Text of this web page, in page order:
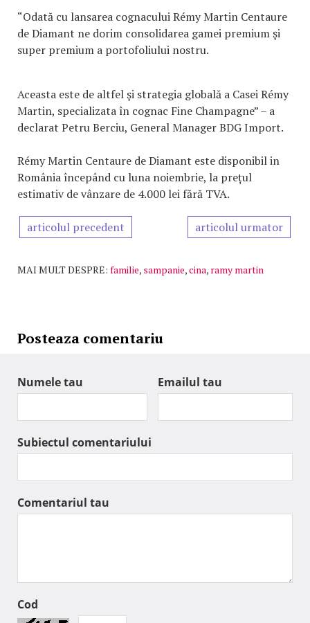
“Odată cu lansarea cognacului Rémy Martin Centaure
de Diamant ne dorim consolidarea gamei premium şi
super premium a portofoliului nostru.
Aceasta este de altfel şi strategia globală a Casei Rémy
Martin, specializata în cognac Fine Champagne” – a
declarat Petru Berciu, General Manager BDG Import.
Rémy Martin Centaure de Diamant este disponibil in
România începând cu luna noiembrie, la prețul
estimativ de vânzare de 4.000 lei fără TVA.
articolul precedent articolul urmator
MAI MULT DESPRE: familie, sampanie,cina, ramy martin
Posteaza comentariu
Numele tau Emailul tau
Subiectul comentariului
Comentariul tau
Cod